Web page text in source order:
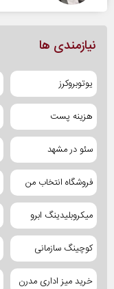
نیازمندی ها
یوتوبروکرز
هزینه پست
سئو در مشهد
فروشگاه انتخاب من
میکروبلیدینگ ابرو
کوچینگ سازمانی
خرید میز اداری مدرن